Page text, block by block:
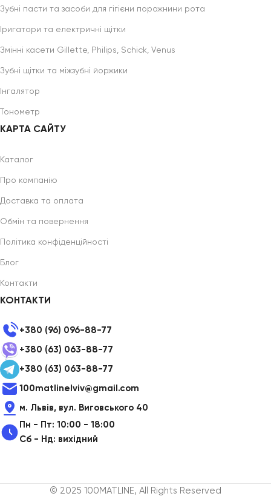
Зубні пасти та засоби для гігієни порожнини рота
Іригатори та електричні щітки
Змінні касети Gillette, Philips, Schick, Venus
Зубні щітки та міжзубні йоржики
Інгалятор
Тонометр
КАРТА САЙТУ
Каталог
Про компанію
Доставка та оплата
Обмін та повернення
Політика конфіденційності
Блог
Контакти
КОНТАКТИ
+380 (96) 096-88-77
+380 (63) 063-88-77
+380 (63) 063-88-77
100matlinelviv@gmail.com
м. Львів, вул. Виговського 40
Пн - Пт: 10:00 - 18:00
Сб - Нд: вихідний
© 2025 100MATLINE, All Rights Reserved